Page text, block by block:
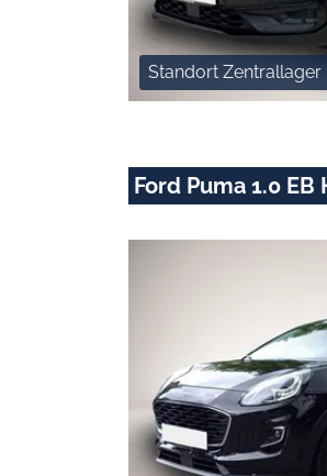
Standort Zentrallager
Ford Puma 1.0